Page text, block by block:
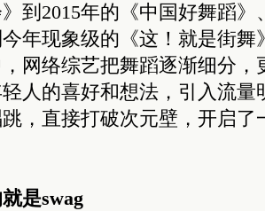
》到2015年的《中国好舞蹈
年现象级的《这！就是街舞
网络综艺把舞蹈逐渐细分，
人的喜好和想法，引入流量
，直接打破次元壁，开启了
是swag